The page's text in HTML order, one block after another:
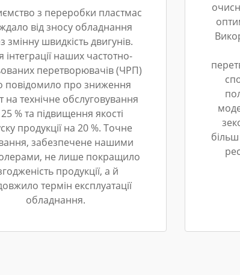
з переробки пластмас
від зносу обладнання
змінну швидкість двигунів.
інтеграції наших частотно-
перетворювачів (ЧРП)
повідомило про зниження
на технічне обслуговування
% та підвищення якості
продукції на 20 %. Точне
забезпечене нашими
не лише покращило
продукції, а й
термін експлуатації
обладнання.